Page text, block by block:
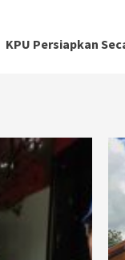
KPU Persiapkan